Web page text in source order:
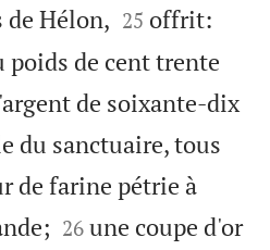
Hélon, 

25 offrit:
de cent trente
de soixante-dix
du sanctuaire, tous
de farine pétrie à


26 une coupe d'or